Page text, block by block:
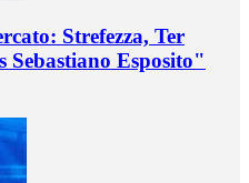
Strefezza, Ter
Sebastiano Esposito"